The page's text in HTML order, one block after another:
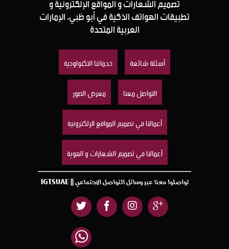
تطبيقات الهواتف الذكية في أبو ظبي، الإمارات
العربية المتحدة
أسئلة شائعة خدماتنا التكنولوجية
التواصل معنا معرض الصور
أعمالنا في تصميم المواقع الإلكترونية
أعمالنا في تصميم الشعارات و الهوية
تواصلوا معنا عبر وسائل التواصل الاجتماعي || IGTSUAE